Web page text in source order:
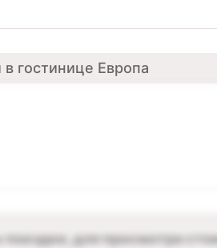
в гостинице Европа
для просмотра